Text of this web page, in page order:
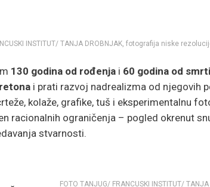
INSTITUT/ TANJA DROBNJAK, fotografija niske
130 godina od rođenja i 60 godina od smrti
i prati razvoj nadrealizma od njegovih
kolaže, grafike, tuš i eksperimentalnu
racionalnih ograničenja – pogled okrenut
stvarnosti.
FOTO TANJUG/ FRANCUSKI INSTITUT/